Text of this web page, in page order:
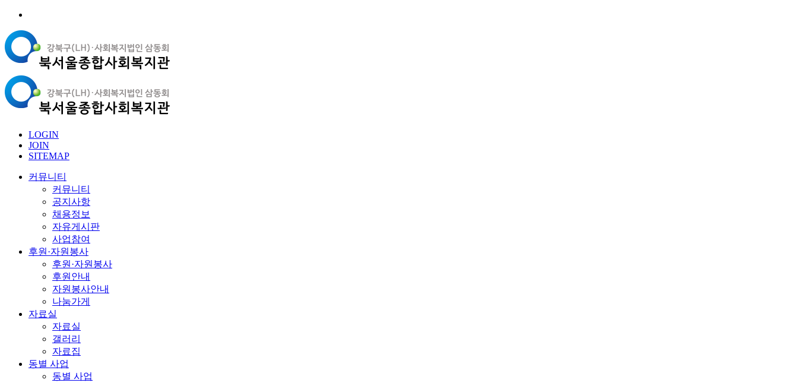
LOGIN
JOIN
SITEMAP
커뮤니티
커뮤니티
공지사항
채용정보
자유게시판
사업참여
후원·자원봉사
후원·자원봉사
후원안내
자원봉사안내
나눔가게
자료실
자료실
갤러리
자료집
동별 사업
동별 사업